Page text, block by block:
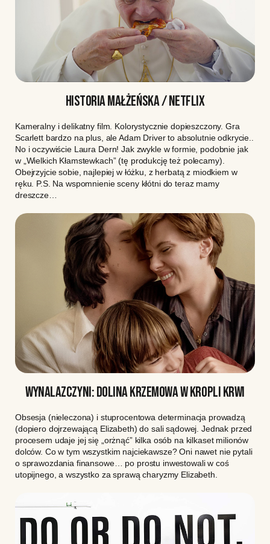
HISTORIA MAŁŻEŃSKA / NETFLIX
Kameralny i delikatny film. Kolorystycznie dopieszczony. Gra
Scarlett bardzo na plus, ale Adam Driver to absolutnie odkrycie..
No i oczywiście Laura Dern! Jak zwykle w formie, podobnie jak
w „Wielkich Kłamstewkach” (tę produkcję też polecamy).
Obejrzyjcie sobie, najlepiej w łóżku, z herbatą z miodkiem w
ręku. P.S. Na wspomnienie sceny kłótni do teraz mamy
dreszcze…
WYNALAZCZYNI: DOLINA KRZEMOWA W KROPLI KRWI
Obsesja (nieleczona) i stuprocentowa determinacja prowadzą
(dopiero dojrzewającą Elizabeth) do sali sądowej. Jednak przed
procesem udaje jej się „orżnąć” kilka osób na kilkaset milionów
dolców. Co w tym wszystkim najciekawsze? Oni nawet nie pytali
o sprawozdania finansowe… po prostu inwestowali w coś
utopijnego, a wszystko za sprawą charyzmy Elizabeth.